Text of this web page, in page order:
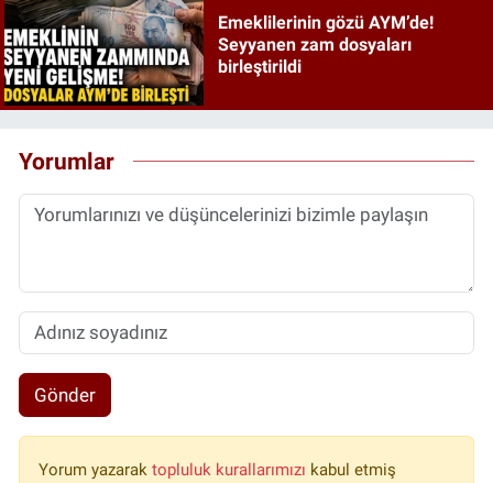
Emeklilerinin gözü AYM’de!
Seyyanen zam dosyaları
birleştirildi
Yorumlar
Gönder
Yorum yazarak topluluk kurallarımızı kabul etmiş